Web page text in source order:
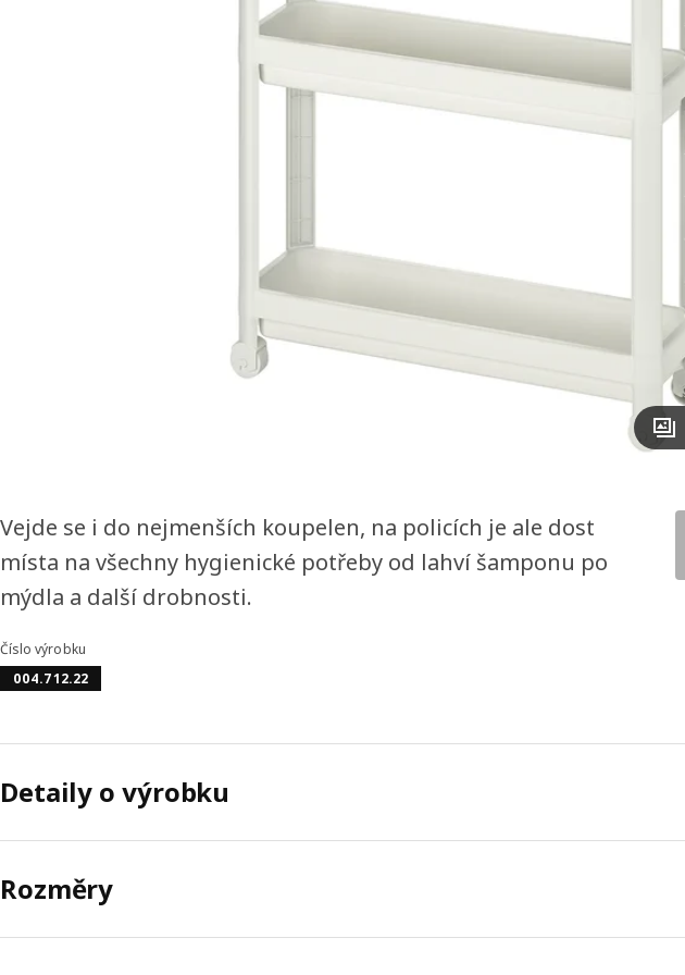
Vejde se i do nejmenších koupelen, na policích je ale dost
místa na všechny hygienické potřeby od lahví šamponu po
mýdla a další drobnosti.
Číslo výrobku
004.712.22
Detaily o výrobku
Rozměry